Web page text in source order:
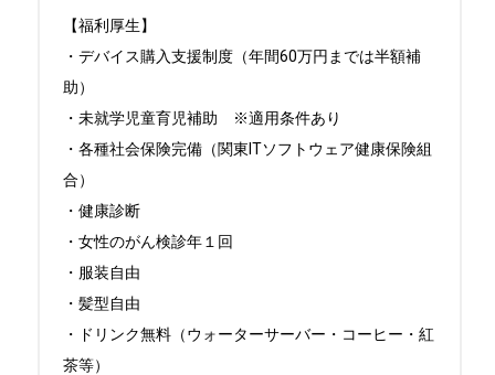
【福利厚生】
・デバイス購入支援制度（年間60万円までは半額補
助）
・未就学児童育児補助　※適用条件あり
・各種社会保険完備（関東ITソフトウェア健康保険組
合）
・健康診断
・女性のがん検診年１回
・服装自由
・髪型自由
・ドリンク無料（ウォーターサーバー・コーヒー・紅
茶等）